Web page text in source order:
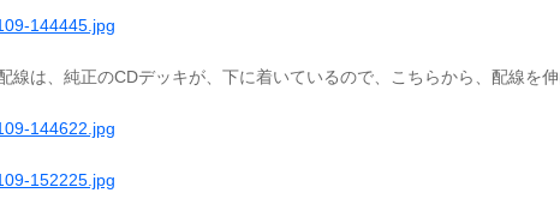
線は、純正のCDデッキが、下に着いているので、こちらから、配線を